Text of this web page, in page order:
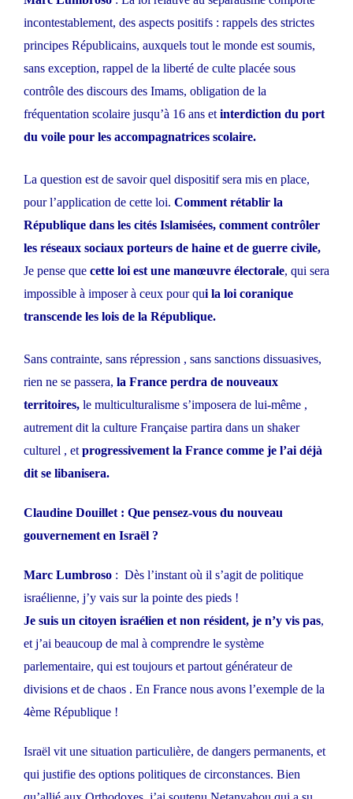
incontestablement, des aspects positifs : rappels des strictes
principes Républicains, auxquels tout le monde est soumis,
sans exception, rappel de la liberté de culte placée sous
contrôle des discours des Imams, obligation de la
fréquentation scolaire jusqu’à 16 ans et interdiction du port
du voile pour les accompagnatrices scolaire.
La question est de savoir quel dispositif sera mis en place,
pour l’application de cette loi. Comment rétablir la
République dans les cités Islamisées, comment contrôler
les réseaux sociaux porteurs de haine et de guerre civile,
Je pense que cette loi est une manœuvre électorale, qui sera
impossible à imposer à ceux pour qui la loi coranique
transcende les lois de la République.
Sans contrainte, sans répression , sans sanctions dissuasives,
rien ne se passera, la France perdra de nouveaux
territoires, le multiculturalisme s’imposera de lui-même ,
autrement dit la culture Française partira dans un shaker
culturel , et progressivement la France comme je l’ai déjà
dit se libanisera.
Claudine Douillet : Que pensez-vous du nouveau
gouvernement en Israël ?
Marc Lumbroso : Dès l’instant où il s’agit de politique
israélienne, j’y vais sur la pointe des pieds !
Je suis un citoyen israélien et non résident, je n’y vis pas,
et j’ai beaucoup de mal à comprendre le système
parlementaire, qui est toujours et partout générateur de
divisions et de chaos . En France nous avons l’exemple de la
4ème République !
Israël vit une situation particulière, de dangers permanents, et
qui justifie des options politiques de circonstances. Bien